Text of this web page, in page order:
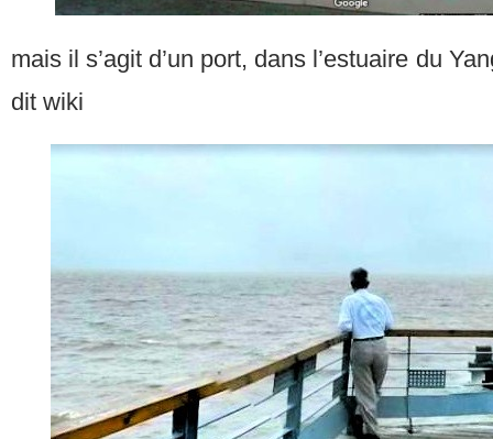
mais il s’agit d’un port, dans l’estuaire du
dit wiki